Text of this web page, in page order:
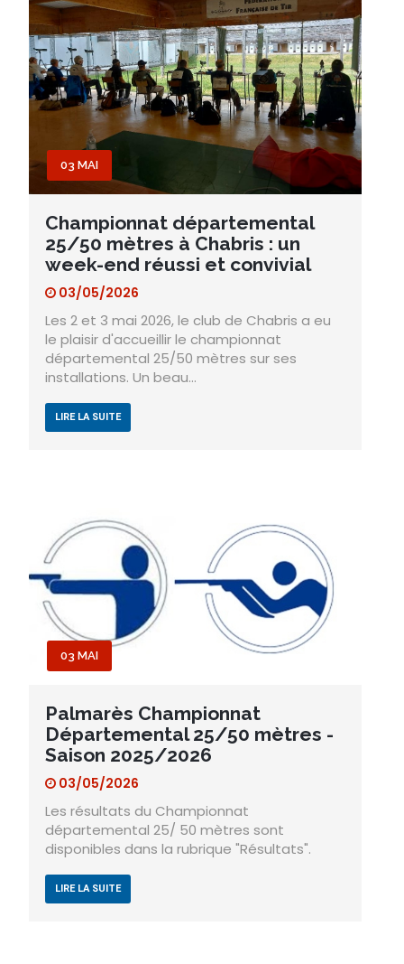
03 MAI
Championnat départemental
25/50 mètres à Chabris : un
week-end réussi et convivial
03/05/2026
Les 2 et 3 mai 2026, le club de Chabris a eu
le plaisir d'accueillir le championnat
départemental 25/50 mètres sur ses
installations. Un beau…
LIRE LA SUITE
03 MAI
Palmarès Championnat
Départemental 25/50 mètres -
Saison 2025/2026
03/05/2026
Les résultats du Championnat
départemental 25/ 50 mètres sont
disponibles dans la rubrique "Résultats".
LIRE LA SUITE